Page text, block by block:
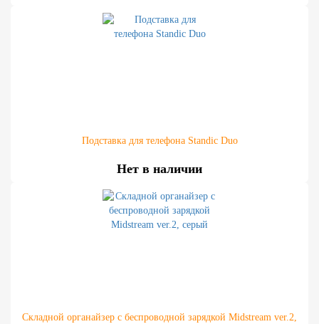
Подставка для телефона Standic Duo
Нет в наличии
Складной органайзер с беспроводной зарядкой Midstream ver.2,